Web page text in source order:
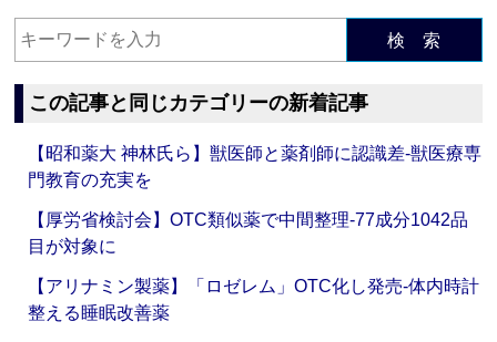
検 索
この記事と同じカテゴリーの新着記事
【昭和薬大 神林氏ら】獣医師と薬剤師に認識差‐獣医療専
門教育の充実を
【厚労省検討会】OTC類似薬で中間整理‐77成分1042品
目が対象に
【アリナミン製薬】「ロゼレム」OTC化し発売‐体内時計
整える睡眠改善薬